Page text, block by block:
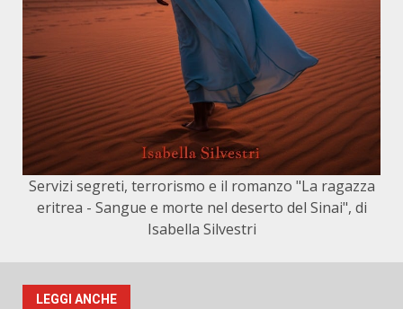
Servizi segreti, terrorismo e il romanzo "La ragazza
eritrea - Sangue e morte nel deserto del Sinai", di
Isabella Silvestri
LEGGI ANCHE